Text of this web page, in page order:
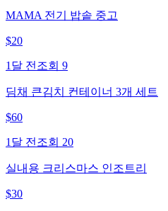
MAMA 전기 밥솥 중고
$20
1달 전 조회 9
딤채 큰김치 컨테이너 3개 세트
$60
1달 전 조회 20
실내용 크리스마스 인조트리
$30